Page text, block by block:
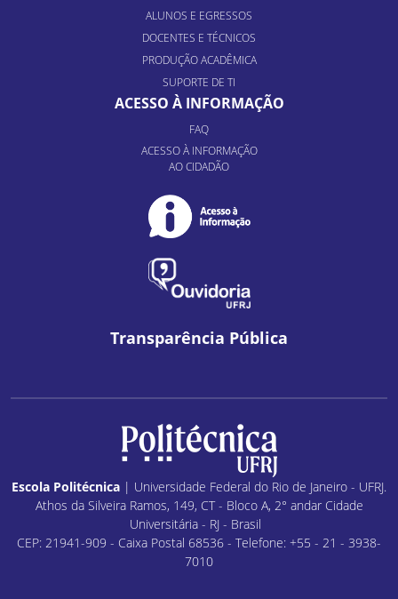
ALUNOS E EGRESSOS
DOCENTES E TÉCNICOS
PRODUÇÃO ACADÊMICA
SUPORTE DE TI
ACESSO À INFORMAÇÃO
FAQ
ACESSO À INFORMAÇÃO
AO CIDADÃO
Transparência Pública
Escola Politécnica | Universidade Federal do Rio de Janeiro - UFRJ.
Athos da Silveira Ramos, 149, CT - Bloco A, 2° andar Cidade
Universitária - RJ - Brasil
CEP: 21941-909 - Caixa Postal 68536 - Telefone: +55 - 21 - 3938-
7010